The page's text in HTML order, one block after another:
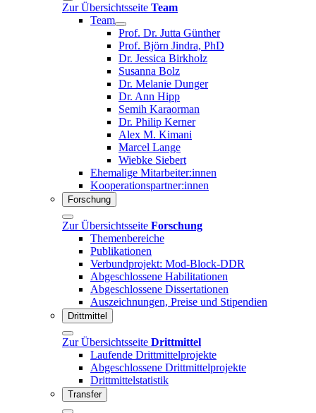
Zur Übersichtsseite Team
Team
Prof. Dr. Jutta Günther
Prof. Björn Jindra, PhD
Dr. Jessica Birkholz
Susanna Bolz
Dr. Melanie Dunger
Dr. Ann Hipp
Semih Karaorman
Dr. Philip Kerner
Alex M. Kimani
Marcel Lange
Wiebke Siebert
Ehemalige Mitarbeiter:innen
Kooperationspartner:innen
Forschung
Zur Übersichtsseite Forschung
Themenbereiche
Publikationen
Verbundprojekt: Mod-Block-DDR
Abgeschlossene Habilitationen
Abgeschlossene Dissertationen
Auszeichnungen, Preise und Stipendien
Drittmittel
Zur Übersichtsseite Drittmittel
Laufende Drittmittelprojekte
Abgeschlossene Drittmittelprojekte
Drittmittelstatistik
Transfer